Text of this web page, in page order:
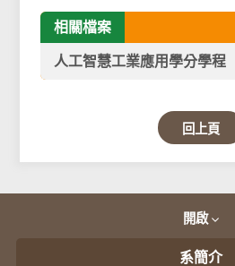
相關檔案
人工智慧工業應用學分學程
回上頁
開啟
系簡介